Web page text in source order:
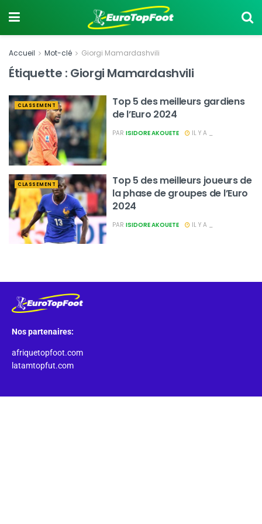
Accueil Mot-clé Giorgi Mamardashvili
Étiquette : Giorgi Mamardashvili
CLASSEMENT
Top 5 des meilleurs gardiens
de l’Euro 2024
PAR ISIDORE AKOUETE IL Y A _
CLASSEMENT
Top 5 des meilleurs joueurs de
la phase de groupes de l’Euro
2024
PAR ISIDORE AKOUETE IL Y A _
Nos partenaires:
afriquetopfoot.com
latamtopfut.com